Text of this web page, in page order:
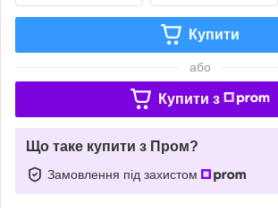
Купити
або
Купити з
Що таке купити з Пром?
Замовлення під захистом